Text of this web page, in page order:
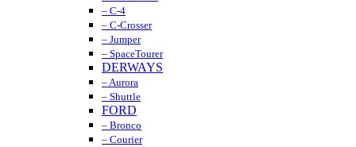
– C-4
– C-Crosser
– Jumper
– SpaceTourer
DERWAYS
– Aurora
– Shuttle
FORD
– Bronco
– Courier